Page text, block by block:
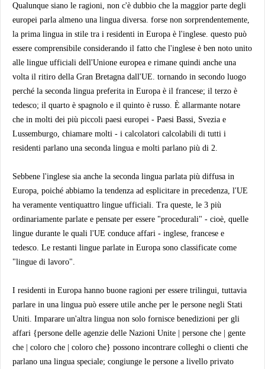
Qualunque siano le ragioni, non c'è dubbio che la maggior parte degli
europei parla almeno una lingua diversa. forse non sorprendentemente,
la prima lingua in stile tra i residenti in Europa è l'inglese. questo può
essere comprensibile considerando il fatto che l'inglese è ben noto unito
alle lingue ufficiali dell'Unione europea e rimane quindi anche una
volta il ritiro della Gran Bretagna dall'UE. tornando in secondo luogo
perché la seconda lingua preferita in Europa è il francese; il terzo è
tedesco; il quarto è spagnolo e il quinto è russo. È allarmante notare
che in molti dei più piccoli paesi europei - Paesi Bassi, Svezia e
Lussemburgo, chiamare molti - i calcolatori calcolabili di tutti i
residenti parlano una seconda lingua e molti parlano più di 2.
Sebbene l'inglese sia anche la seconda lingua parlata più diffusa in
Europa, poiché abbiamo la tendenza ad esplicitare in precedenza, l'UE
ha veramente ventiquattro lingue ufficiali. Tra queste, le 3 più
ordinariamente parlate e pensate per essere "procedurali" - cioè, quelle
lingue durante le quali l'UE conduce affari - inglese, francese e
tedesco. Le restanti lingue parlate in Europa sono classificate come
"lingue di lavoro".
I residenti in Europa hanno buone ragioni per essere trilingui, tuttavia
parlare in una lingua può essere utile anche per le persone negli Stati
Uniti. Imparare un'altra lingua non solo fornisce benedizioni per gli
affari {persone delle agenzie delle Nazioni Unite | persone che | gente
che | coloro che | coloro che} possono incontrare colleghi o clienti che
parlano una lingua speciale; congiunge le persone a livello privato